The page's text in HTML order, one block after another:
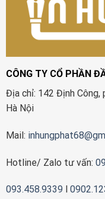
CÔNG TY CỔ PHẦN
Địa chỉ: 142 Định Công,
Hà Nội
Mail:
Hotline/ Zalo tư vấn:
093.458.9339